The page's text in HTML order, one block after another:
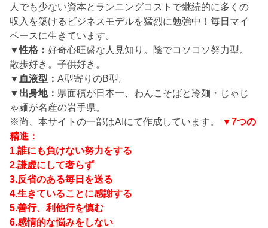
人でも少ない資本とランニングコストで継続的に多くの
収入を築けるビジネスモデルを猛烈に勉強中！毎日マイ
ペースに生きています。
▼性格：好奇心旺盛な人見知り。陰でコソコソ努力型。
散歩好き。子供好き。
▼血液型：A型寄りのB型。
▼出身地： 県面積が日本一、わんこそばと冷麺・じゃじ
ゃ麺が名産の岩手県。
※尚、本サイトの一部はAIにて作成しています。
▼7つの
精進：
1.誰にも負けない努力をする
2.謙虚にして奢らず
3.反省のある毎日を送る
4.生きていることに感謝する
5.善行、利他行を慎む
6.感情的な悩みをしない